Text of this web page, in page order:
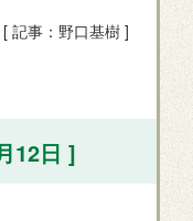
[ 記事：野口基樹 ]
12日 ]